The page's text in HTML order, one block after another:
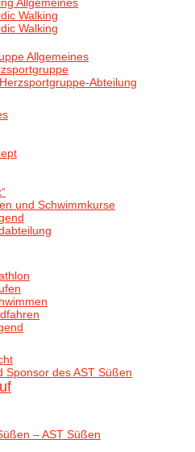
Walking
Walking
Allgemeines
Abteilung
und Schwimmkurse
Sponsor des AST Süßen
– AST Süßen